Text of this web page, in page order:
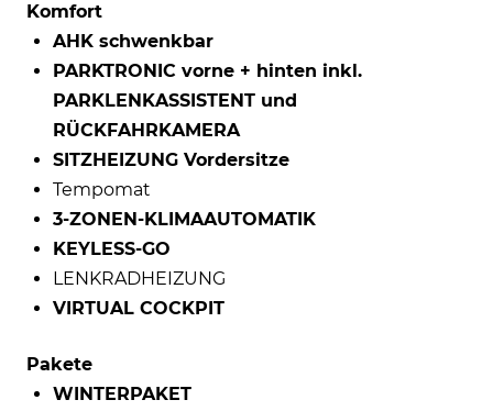
Komfort
AHK schwenkbar
PARKTRONIC vorne + hinten inkl.
PARKLENKASSISTENT und
RÜCKFAHRKAMERA
SITZHEIZUNG Vordersitze
Tempomat
3-ZONEN-KLIMAAUTOMATIK
KEYLESS-GO
LENKRADHEIZUNG
VIRTUAL COCKPIT
Pakete
WINTERPAKET